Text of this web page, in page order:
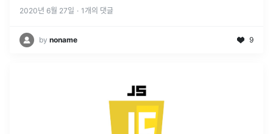
2020년 6월 27일 · 1 개의 댓글
by noname 9